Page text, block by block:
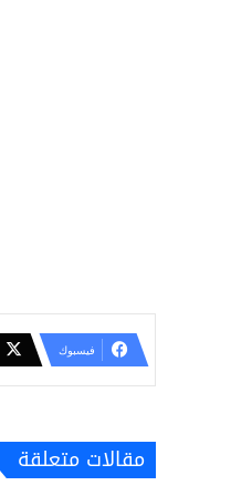
فيسبوك
مقالات متعلقة